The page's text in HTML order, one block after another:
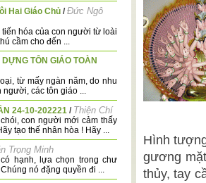
Hai Giáo Chủ /Đức Ngô
hóa của con người từ loài
cầm cho đến ...
TÔN GIÁO TOÀN
từ mấy ngàn năm, do nhu
người, các tôn giáo ...
24-10-202221 / Thiện Chí
con người mới cảm thấy
tạo thế nhân hòa ! Hãy ...
Trọng Minh
hạnh, lựa chọn trong chư
nó đặng quyền đi ...
Hình
gương
thủy, tay